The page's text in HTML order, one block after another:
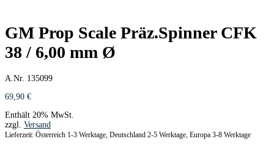
GM Prop Scale Präz.Spinner CFK
38 / 6,00 mm Ø
A.Nr. 135099
69,90 €
Enthält 20% MwSt.
zzgl. Versand
Lieferzeit: Österreich 1-3 Werktage, Deutschland 2-5 Werktage, Europa 3-8 Werktage